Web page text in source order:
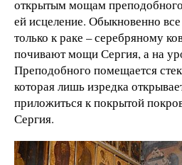
открытым мощам
ей исцеление. Обыкновенно
только к раке – серебряному
почивают мощи Сергия, а на
Преподобного помещается
которая лишь изредка
приложиться к покрытой
Сергия.